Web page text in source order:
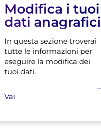
Modifica i tuoi
dati anagrafici
In questa sezione troverai
tutte le informazioni per
eseguire la modifica dei
tuoi dati.
Vai